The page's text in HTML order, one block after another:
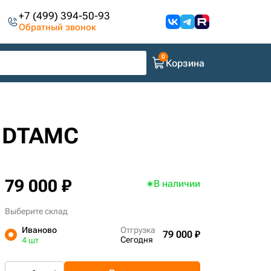
+7 (499) 394-50-93
Обратный звонок
Корзина
79 000 ₽ В наличии
Выберите склад
Иваново
4 шт
Отгрузка
Сегодня
79 000 ₽